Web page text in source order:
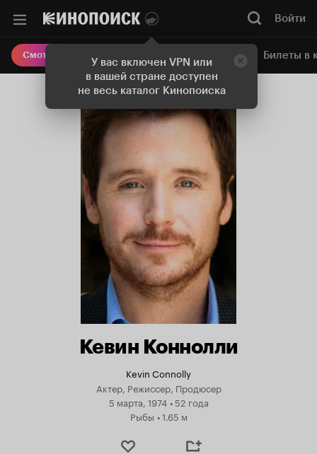
У вас включен VPN или
в вашей стране доступен
не весь каталог Кинопоиска
Войти
Смотреть кино Онлайн-кинотеатр Билеты в
Кевин Коннолли
Kevin Connolly
Актер, Режиссер, Продюсер
5 марта, 1974 •52 года
Рыбы •1.65 м